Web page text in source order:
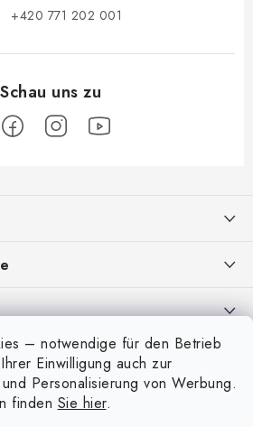
– notwendige für den Betrieb
Einwilligung auch zur
Personalisierung von Werbung.
finden Sie hier.
+420 771 202 001​
geeigneter Dienstleistungen und